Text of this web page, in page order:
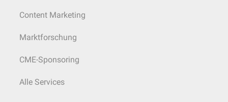
Content Marketing
Marktforschung
CME-Sponsoring
Alle Services